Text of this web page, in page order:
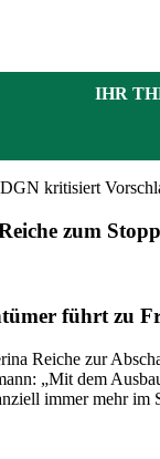
IHR
kritisiert
zum
führt zu
Reiche zur
„Mit dem
immer mehr im